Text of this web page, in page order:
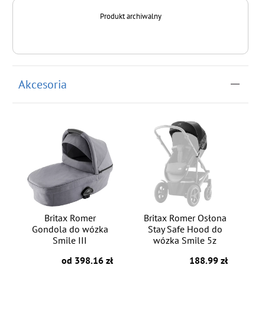
Produkt archiwalny
Akcesoria
Britax Romer
Gondola do wózka
Smile III
od 398.16 zł
Britax Romer Osłona
Stay Safe Hood do
wózka Smile 5z
188.99 zł